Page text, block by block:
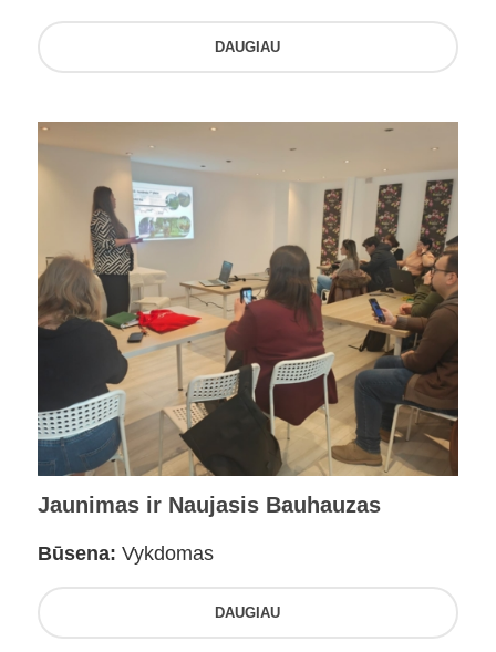
DAUGIAU
Jaunimas ir Naujasis Bauhauzas
Būsena: Vykdomas
DAUGIAU